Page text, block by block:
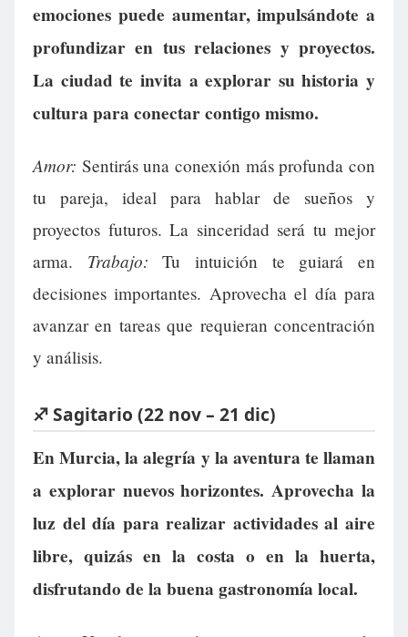
emociones puede aumentar, impulsándote a
profundizar en tus relaciones y proyectos.
La ciudad te invita a explorar su historia y
cultura para conectar contigo mismo.
Amor: Sentirás una conexión más profunda con
tu pareja, ideal para hablar de sueños y
proyectos futuros. La sinceridad será tu mejor
arma. Trabajo: Tu intuición te guiará en
decisiones importantes. Aprovecha el día para
avanzar en tareas que requieran concentración
y análisis.
♐ Sagitario (22 nov – 21 dic)
En Murcia, la alegría y la aventura te llaman
a explorar nuevos horizontes. Aprovecha la
luz del día para realizar actividades al aire
libre, quizás en la costa o en la huerta,
disfrutando de la buena gastronomía local.